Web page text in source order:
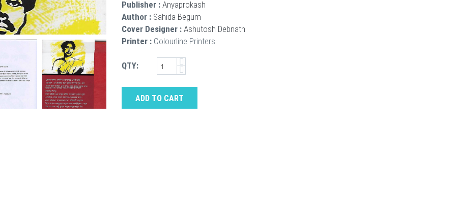
Publisher : Anyaprokash
Author : Sahida Begum
Cover Designer : Ashutosh Debnath
Printer : Colourline Printers
QTY:
ADD TO CART